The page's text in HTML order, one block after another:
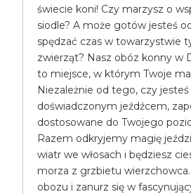
świecie koni! Czy marzysz o
siodle? A może gotów jesteś
spędzać czas w towarzystwie
zwierząt? Nasz obóz konny w
to miejsce, w którym Twoje
Niezależnie od tego, czy
doświadczonym jeźdźcem,
dostosowane do Twojego
Razem odkryjemy magię
wiatr we włosach i będziesz
morza z grzbietu
obozu i zanurz się w